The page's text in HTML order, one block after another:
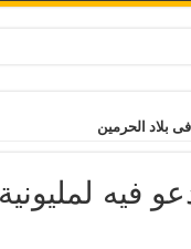
بلاد الحرمين
فيه لمليونية